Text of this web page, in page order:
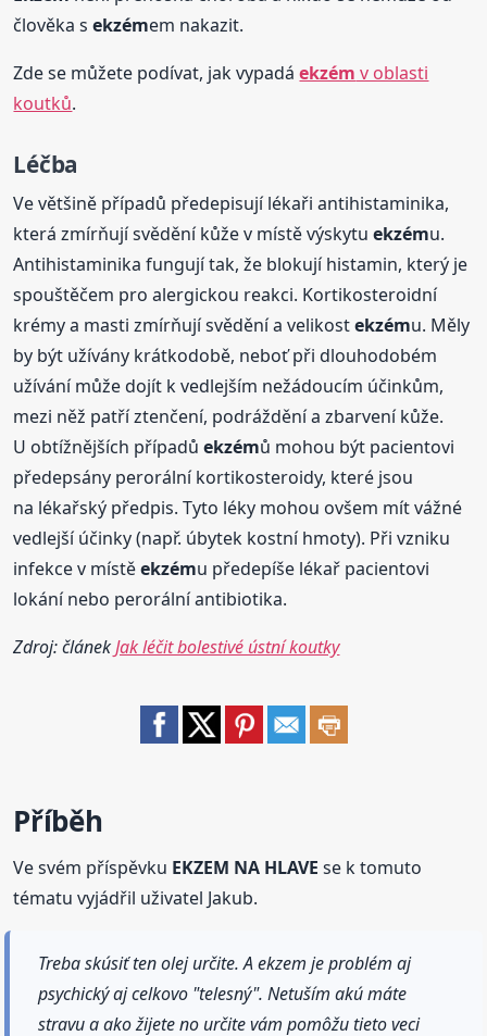
člověka sekzémem nakazit.
Zde se můžete podívat, jak vypadáekzém v oblasti
koutků.
Léčba
Ve většině případů předepisují lékaři antihistaminika,
která zmírňují svědění kůže v místě výskytuekzému.
Antihistaminika fungují tak, že blokují histamin, který je
spouštěčem pro alergickou reakci. Kortikosteroidní
krémy a masti zmírňují svědění a velikostekzému. Měly
by být užívány krátkodobě, neboť při dlouhodobém
užívání může dojít k vedlejším nežádoucím účinkům,
mezi něž patří ztenčení, podráždění a zbarvení kůže.
U obtížnějších případůekzémů mohou být pacientovi
předepsány perorální kortikosteroidy, které jsou
na lékařský předpis. Tyto léky mohou ovšem mít vážné
vedlejší účinky (např. úbytek kostní hmoty). Při vzniku
infekce v místěekzému předepíše lékař pacientovi
lokání nebo perorální antibiotika.
Zdroj: článekJak léčit bolestivé ústní koutky
Příběh
Ve svém příspěvku EKZEM NA HLAVE se k tomuto
tématu vyjádřil uživatel Jakub.
Treba skúsiť ten olej určite. A ekzem je problém aj
psychický aj celkovo "telesný". Netuším akú máte
stravu a ako žijete no určite vám pomôžu tieto veci